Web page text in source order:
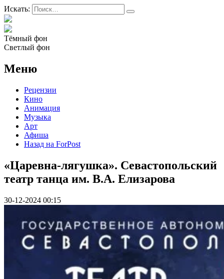
Искать:
Тёмный фон
Светлый фон
Меню
Рецензии
Кино
Анимация
Музыка
Арт
Афиша
Назад на ForPost
«Царевна-лягушка». Севастопольский
театр танца им. В.А. Елизарова
30-12-2024 00:15